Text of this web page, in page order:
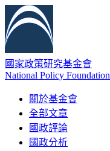
國家政策研究基金會
National Policy Foundation
關於基金會
全部文章
國政評論
國政分析